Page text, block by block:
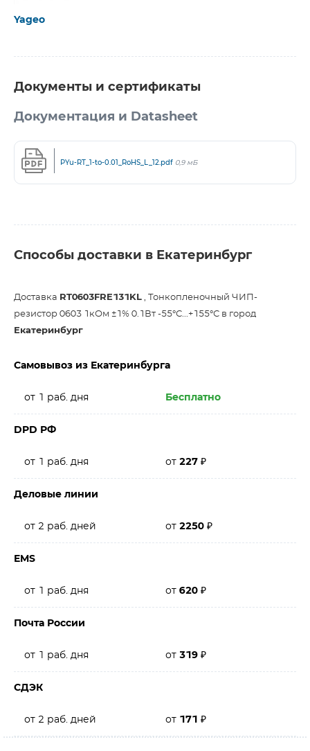
Yageo
Документы и сертификаты
Документация и Datasheet
PYu-RT_1-to-0.01_RoHS_L_12.pdf 0,9 мБ
Способы доставки в Екатеринбург
Доставка RT0603FRE131KL , Тонкопленочный ЧИП-
резистор 0603 1кОм ±1% 0.1Вт -55°С...+155°С в город
Екатеринбург
Самовывоз из Екатеринбурга
от 1 раб. дня Бесплатно
DPD РФ
от 1 раб. дня от 227 ₽
Деловые линии
от 2 раб. дней от 2250 ₽
EMS
от 1 раб. дня от 620 ₽
Почта России
от 1 раб. дня от 319 ₽
СДЭК
от 2 раб. дней от 171 ₽